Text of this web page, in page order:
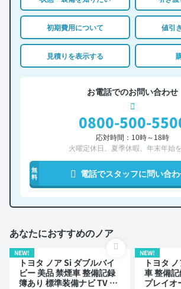
初期費用について 値引
見積りを表示する
お電話でのお問い合わせ
0800-500-
応対時間：10時～18時
火曜定休日、夏季休暇、年末年始
無
料
電話でスタッフに問い合
あなたにおすすめのノア
NEW!
トヨタ ノア Si ダブルバイ
ビー 美品 禁煙車 整備記録
簿あり 標準装備ナビ TV 後
NEW!
トヨタ
車 整備
プレイオ